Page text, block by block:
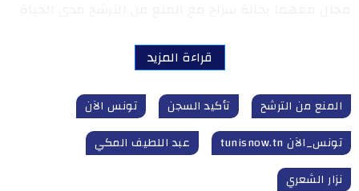
قراءة المزيد
المنع من الترشح تأكيد السجن
تونس الآن
تونس_الآن tunisnow.tn
عبد اللطيف المكي
نزار الشعري